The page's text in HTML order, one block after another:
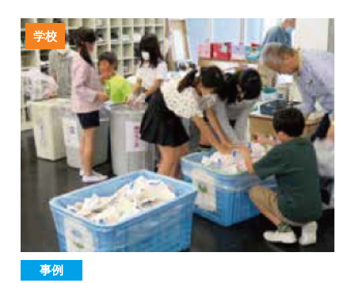
学校
事例